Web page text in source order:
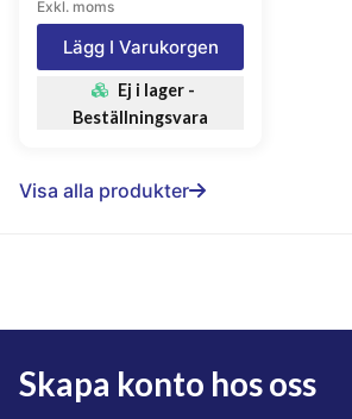
Exkl. moms
Lägg I Varukorgen
Ej i lager -
Beställningsvara
Visa alla produkter
Skapa konto hos oss